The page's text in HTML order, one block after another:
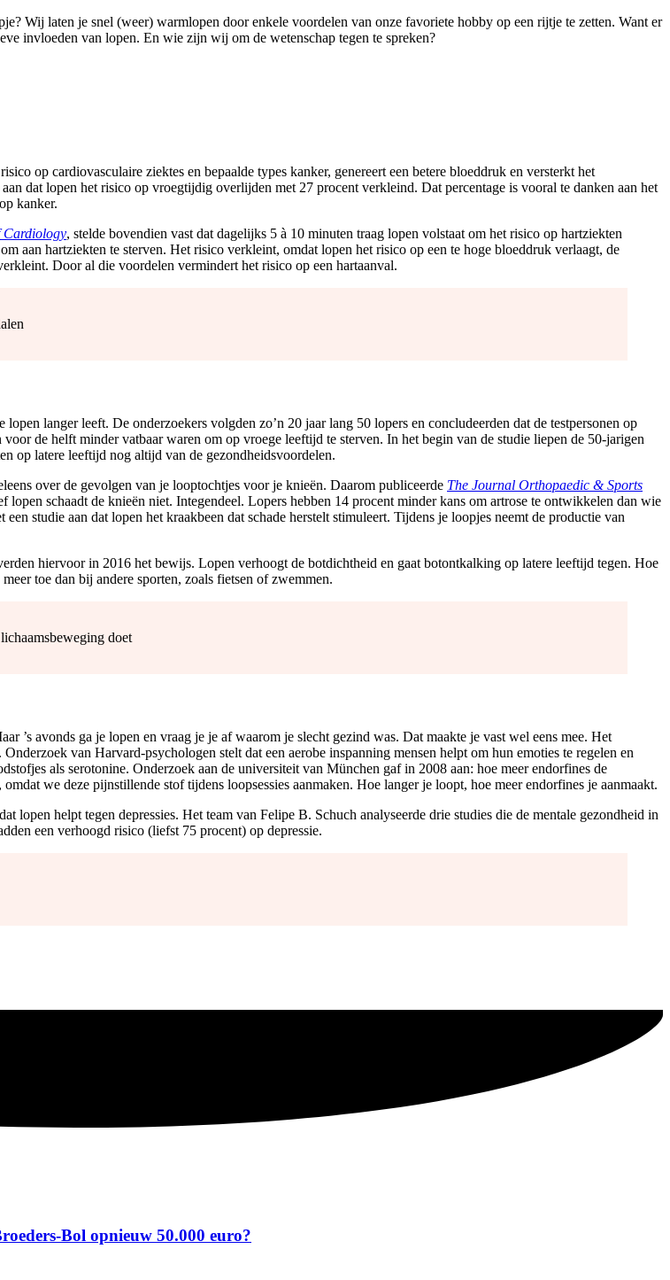
Wij laten je snel (weer) warmlopen door enkele voordelen van onze favoriete hobby op een rijtje te zetten. Want er
invloeden van lopen. En wie zijn wij om de wetenschap tegen te spreken?
op cardiovasculaire ziektes en bepaalde types kanker, genereert een betere bloeddruk en versterkt het
dat lopen het risico op vroegtijdig overlijden met 27 procent verkleind. Dat percentage is vooral te danken aan het
kanker.
Cardiology, stelde bovendien vast dat dagelijks 5 à 10 minuten traag lopen volstaat om het risico op hartziekten
aan hartziekten te sterven. Het risico verkleint, omdat lopen het risico op een te hoge bloeddruk verlaagt, de
Door al die voordelen vermindert het risico op een hartaanval.
lopen langer leeft. De onderzoekers volgden zo’n 20 jaar lang 50 lopers en concludeerden dat de testpersonen op
de helft minder vatbaar waren om op vroege leeftijd te sterven. In het begin van de studie liepen de 50-jarigen
op latere leeftijd nog altijd van de gezondheidsvoordelen.
over de gevolgen van je looptochtjes voor je knieën. Daarom publiceerde The Journal Orthopaedic & Sports
lopen schaadt de knieën niet. Integendeel. Lopers hebben 14 procent minder kans om artrose te ontwikkelen dan wie
een studie aan dat lopen het kraakbeen dat schade herstelt stimuleert. Tijdens je loopjes neemt de productie van
hiervoor in 2016 het bewijs. Lopen verhoogt de botdichtheid en gaat botontkalking op latere leeftijd tegen. Hoe
toe dan bij andere sporten, zoals fietsen of zwemmen.
doet
’s avonds ga je lopen en vraag je je af waarom je slecht gezind was. Dat maakte je vast wel eens mee. Het
van Harvard-psychologen stelt dat een aerobe inspanning mensen helpt om hun emoties te regelen en
als serotonine. Onderzoek aan de universiteit van München gaf in 2008 aan: hoe meer endorfines de
we deze pijnstillende stof tijdens loopsessies aanmaken. Hoe langer je loopt, hoe meer endorfines je aanmaakt.
lopen helpt tegen depressies. Het team van Felipe B. Schuch analyseerde drie studies die de mentale gezondheid in
een verhoogd risico (liefst 75 procent) op depressie.
Bol opnieuw 50.000 euro?